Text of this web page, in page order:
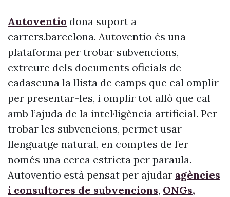
Autoventio dona suport a
carrers.barcelona. Autoventio és una
plataforma per trobar subvencions,
extreure dels documents oficials de
cadascuna la llista de camps que cal omplir
per presentar-les, i omplir tot allò que cal
amb l’ajuda de la intel·ligència artificial. Per
trobar les subvencions, permet usar
llenguatge natural, en comptes de fer
només una cerca estricta per paraula.
Autoventio està pensat per ajudar agències
i consultores de subvencions, ONGs,